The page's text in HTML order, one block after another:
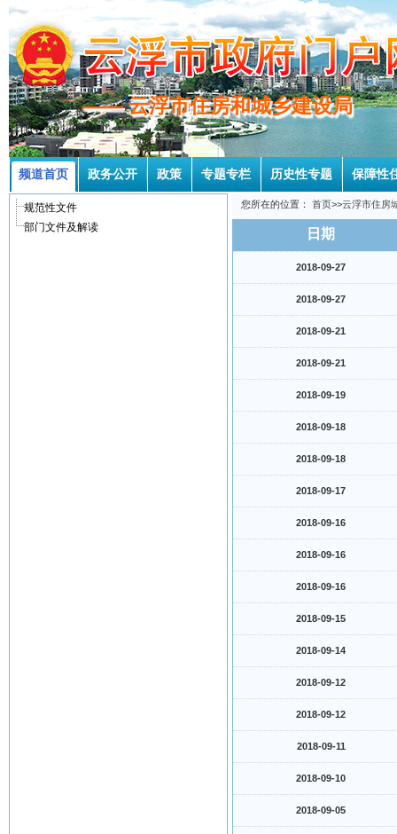
—— 云浮市住房和城乡建设局
—— 云浮市住房和城乡建设局
频道首页 政务公开 政策 专题专栏 历史性专题 保障性
规范性文件
部门文件及解读
您所在的位置： 首页>>云浮市住房
日期
2018-09-27
2018-09-27
2018-09-21
2018-09-21
2018-09-19
2018-09-18
2018-09-18
2018-09-17
2018-09-16
2018-09-16
2018-09-16
2018-09-15
2018-09-14
2018-09-12
2018-09-12
2018-09-11
2018-09-10
2018-09-05